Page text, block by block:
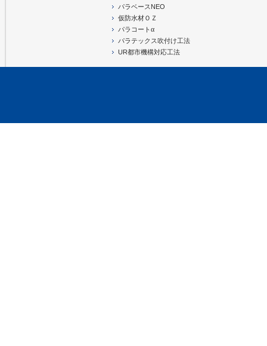
パラベースNEO
仮防水材ＯＺ
パラコートα
パラテックス吹付け工法
UR都市機構対応工法